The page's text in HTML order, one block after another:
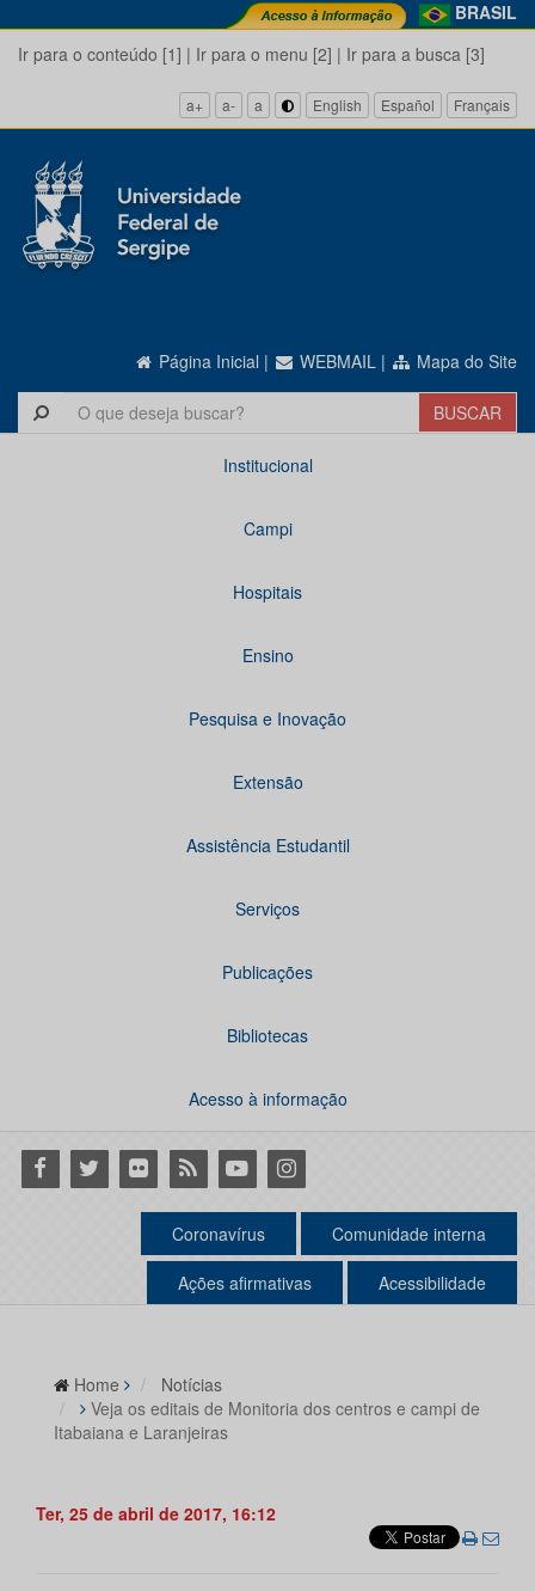
BRASIL
Ir para o conteúdo [1] | Ir para o menu [2] | Ir para a busca [3]
a+ a- a English Español Français
Página Inicial | WEBMAIL | Mapa do Site
Institucional
Campi
Hospitais
Ensino
Pesquisa e Inovação
Extensão
Assistência Estudantil
Serviços
Publicações
Bibliotecas
Acesso à informação
Facebook
Twitter Flickr RSS YoutubeInstagram
Coronavírus Comunidade interna
Ações afirmativas Acessibilidade
Home
Notícias
Veja os editais de Monitoria dos centros e campi de
Itabaiana e Laranjeiras
Ter, 25 de abril de 2017, 16:12